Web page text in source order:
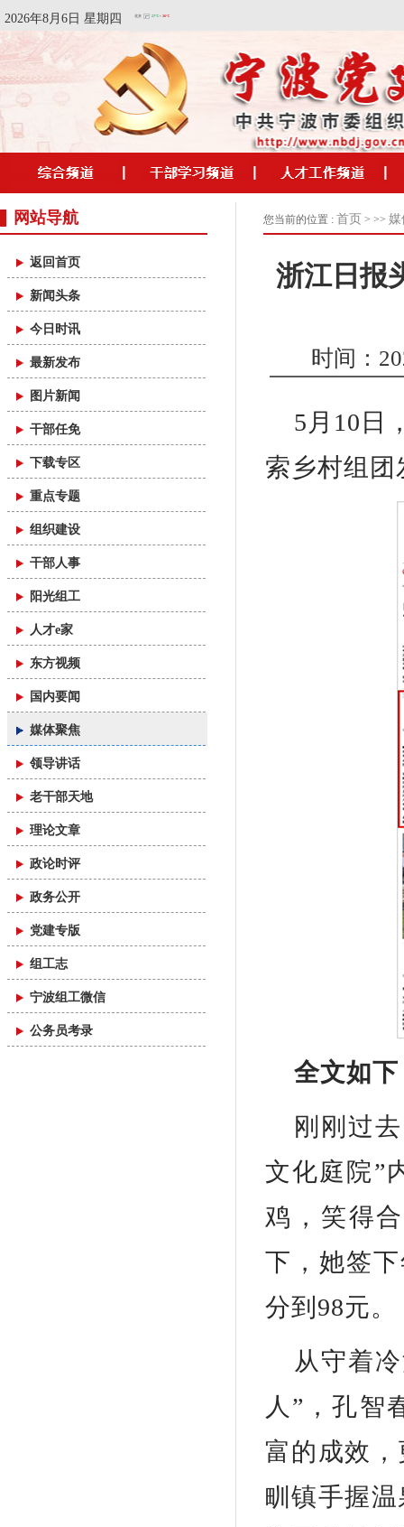
2026年8月6日 星期四
网站导航
返回首页
新闻头条
今日时讯
最新发布
图片新闻
干部任免
下载专区
重点专题
组织建设
干部人事
阳光组工
人才e家
东方视频
国内要闻
媒体聚焦
领导讲话
老干部天地
理论文章
政论时评
政务公开
党建专版
组工志
宁波组工微信
公务员考录
您当前的位置 : 首页 > >> 媒
浙江日报
时间：
5月10日
索乡村组
全文如下
刚刚过
文化庭院”
鸡，笑得
下，她签
分到98元。
从守着
人”，孔智
富的成效
甽镇手握